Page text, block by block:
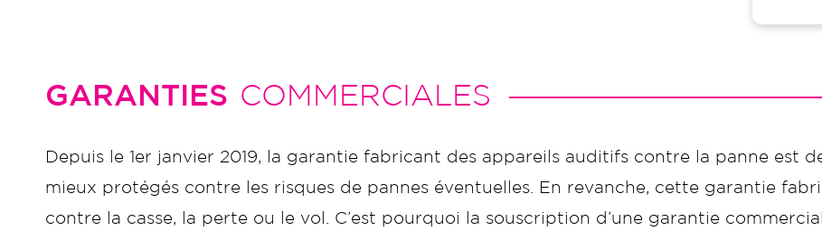
GARANTIES COMMERCIALES
Depuis le 1er janvier 2019, la garantie fabricant des appareils auditifs contre la panne est
mieux protégés contre les risques de pannes éventuelles. En revanche, cette garantie
contre la casse, la perte ou le vol. C’est pourquoi la souscription d’une garantie